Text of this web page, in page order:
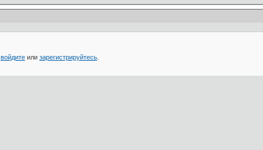
войдитеили зарегистрируйтесь.